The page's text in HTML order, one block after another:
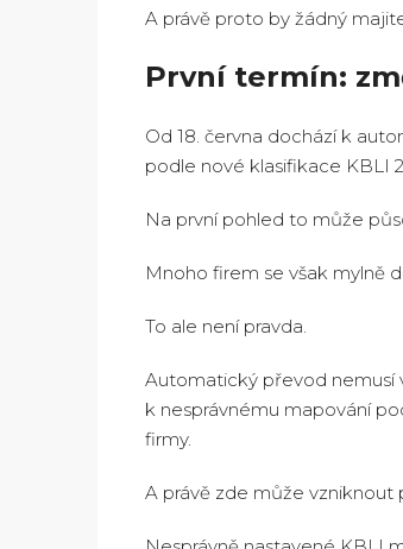
A právě proto by žádný
První termín:
Od 18. června dochází k
podle nové klasifikace KBLI
Na první pohled to může
Mnoho firem se však mylně
To ale není pravda.
Automatický převod nemusí
k nesprávnému mapování
firmy.
A právě zde může vzniknout